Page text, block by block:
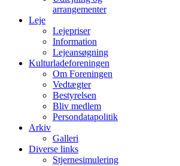
arrangementer
Leje
Lejepriser
Information
Lejeansøgning
Kulturladeforeningen
Om Foreningen
Vedtægter
Bestyrelsen
Bliv medlem
Persondatapolitik
Arkiv
Galleri
Diverse links
Stjernesimulering